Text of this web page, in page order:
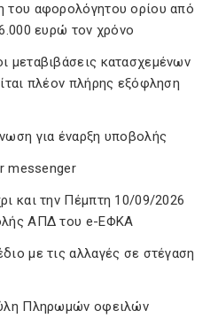
του αφορολόγητου ορίου από
ευρώ τον χρόνο
μεταβιβάσεις κατασχεμένων
πλέον πλήρης εξόφληση
για έναρξη υποβολής
messenger
και την Πέμπτη 10/09/2026
ΑΠΔ του e-ΕΦΚΑ
με τις αλλαγές σε στέγαση
Πληρωμών οφειλών